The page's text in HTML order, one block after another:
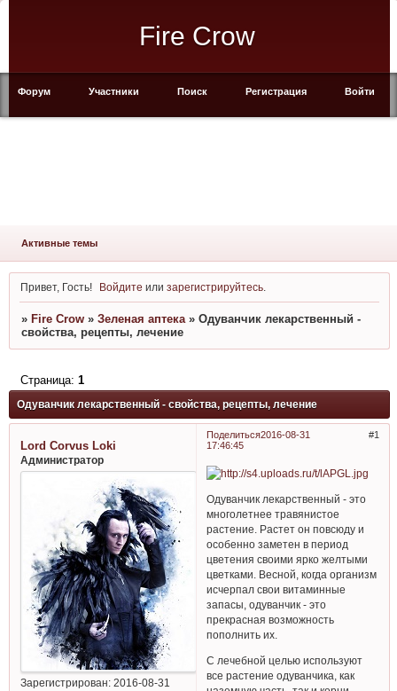
Fire Crow
Форум Участники Поиск Регистрация Войти
Активные темы
Привет, Гость! Войдите илизарегистрируйтесь
» Fire Crow » Зеленая аптека » Одуванчик лекарственный -
свойства, рецепты, лечение
Одуванчик лекарственный - свойства, рецепты, лечение
Страница: 1
Поделиться 1
2016-08-31
17:46:45
Lord Corvus Loki
Администратор
Зарегистрирован: 2016-08-31
Одуванчик лекарственный - это
многолетнее травянистое
растение. Растет он повсюду и
особенно заметен в период
цветения своими ярко желтыми
цветками. Весной, когда организм
исчерпал свои витаминные
запасы, одуванчик - это
прекрасная возможность
пополнить их.
С лечебной целью используют
все растение одуванчика, как